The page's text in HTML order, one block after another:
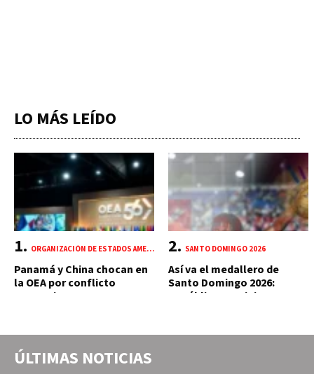
LO MÁS LEÍDO
ORGANIZACIÓN DE ESTADOS AMERICANOS (OEA)
Panamá y China chocan en
la OEA por conflicto
portuario y mercante
SANTO DOMINGO 2026
Así va el medallero de
Santo Domingo 2026:
República Dominicana
ÚLTIMAS NOTICIAS